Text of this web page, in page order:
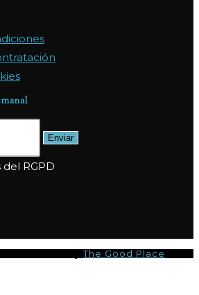
Enviar
RGPD
Powered byThe Good Place